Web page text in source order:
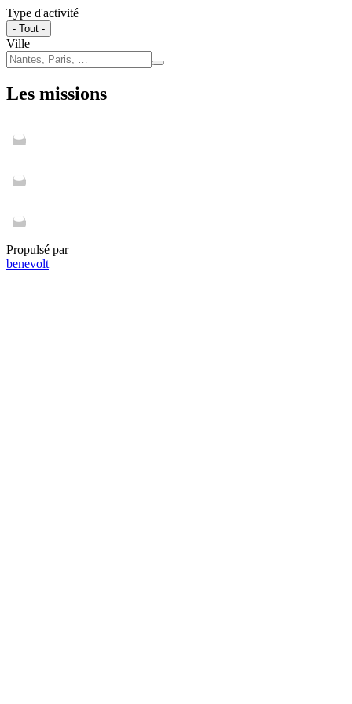
Type d'activité
- Tout -
Ville
Les missions
Propulsé par
benevolt